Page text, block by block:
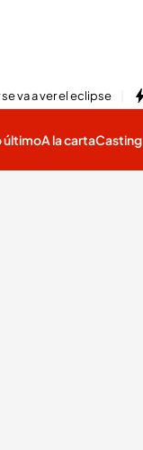
va a ver el eclipse
últimoA la cartaCasting